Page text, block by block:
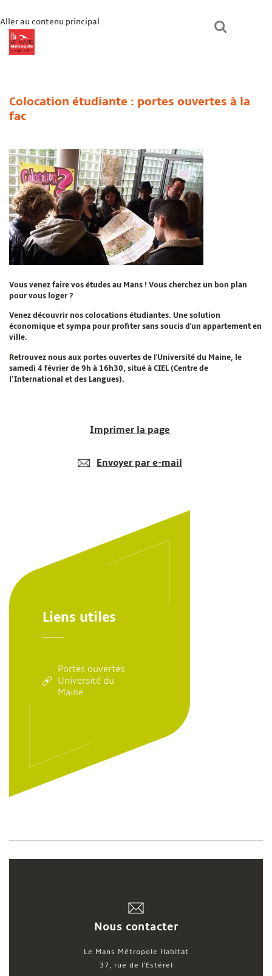
Aller au contenu principal
lmmhabitat.com
Colocation étudiante : portes ouvertes à la
fac
Vous venez faire vos études au Mans ! Vous cherchez un bon plan
pour vous loger ?
Venez découvrir nos colocations étudiantes. Une solution
économique et sympa pour profiter sans soucis d'un appartement en
ville.
Retrouvez nous aux portes ouvertes de l'Université du Maine, le
samedi 4 février de 9h à 16h30, situé à CIEL (Centre de
l’International et des Langues).
Imprimer la page
Envoyer par e-mail
Liens utiles
Portes ouvertes
Université du
Maine
Nous contacter
Le Mans Métropole Habitat
37, rue de l'Estérel